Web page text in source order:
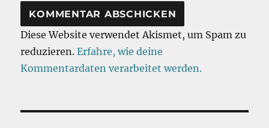
Diese Website verwendet Akismet, um Spam zu
reduzieren.Erfahre, wie deine
Kommentardaten verarbeitet werden.